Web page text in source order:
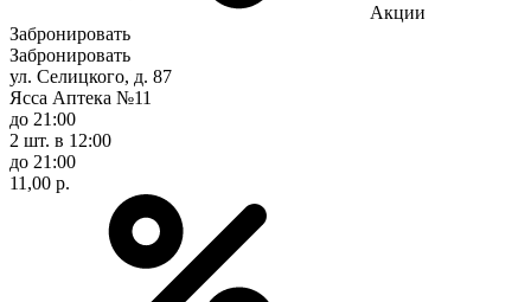
Акции
Забронировать
Забронировать
ул. Селицкого, д. 87
Ясса Аптека №11
до 21:00
2 шт. в 12:00
до 21:00
11,00 р.